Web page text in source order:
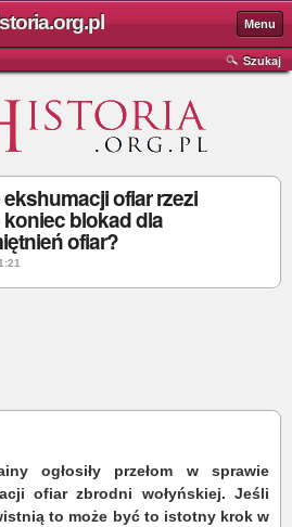
Menu
Szukaj
ofiar rzezi
blokad dla
ofiar?
ogłosiły przełom w sprawie
ofiar zbrodni wołyńskiej. Jeśli
to może być to istotny krok w